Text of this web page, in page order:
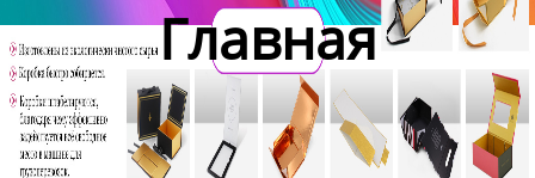
Контакты Главная